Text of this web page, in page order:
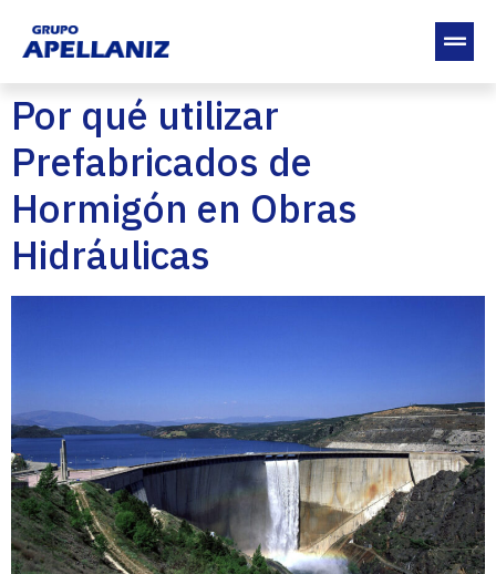
Por qué utilizar
Prefabricados de
Hormigón en Obras
Hidráulicas